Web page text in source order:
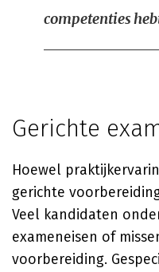
competenties
Gerichte
Hoewel
gerichte
Veel kandidaten
exameneisen of
voorbereiding.